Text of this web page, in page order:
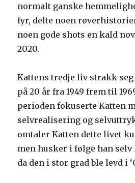
normalt ganske
fyr, delte noen
noen gode shots en kald
2020.
Kattens tredje liv strakk
på 20 år fra 1949 frem til
perioden fokuserte Katten
selvrealisering og
omtaler Katten dette livet
men husker i følge han
da den i stor grad ble levd i